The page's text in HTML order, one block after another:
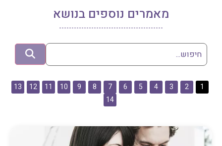
מאמרים נוספים בנושא
1
2
3
4
5
6
7
8
9
10
11
12
13
14